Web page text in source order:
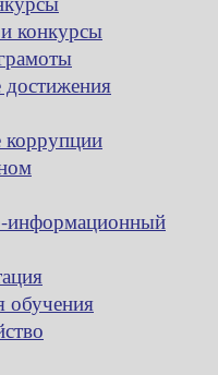
конкурсы
коррупции
информационный
обучения